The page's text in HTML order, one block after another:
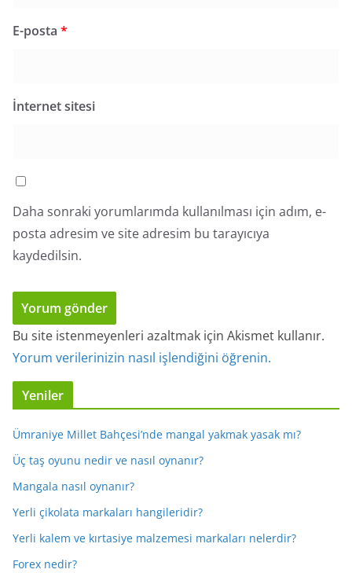
E-posta *
İnternet sitesi
Daha sonraki yorumlarımda kullanılması için adım, e-
posta adresim ve site adresim bu tarayıcıya
kaydedilsin.
Bu site istenmeyenleri azaltmak için Akismet kullanır.
Yorum verilerinizin nasıl işlendiğini öğrenin.
Yeniler
Ümraniye Millet Bahçesi’nde mangal yakmak yasak mı?
Üç taş oyunu nedir ve nasıl oynanır?
Mangala nasıl oynanır?
Yerli çikolata markaları hangileridir?
Yerli kalem ve kırtasiye malzemesi markaları nelerdir?
Forex nedir?